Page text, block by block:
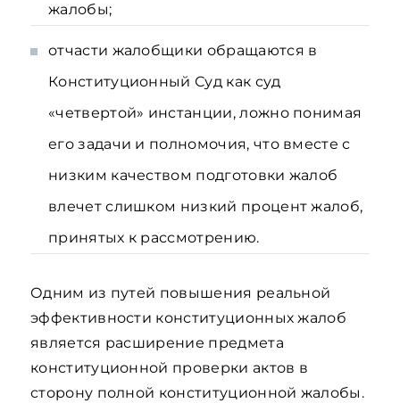
жалобы;
отчасти жалобщики обращаются в
Конституционный Суд как суд
«четвертой» инстанции, ложно понимая
его задачи и полномочия, что вместе с
низким качеством подготовки жалоб
влечет слишком низкий процент жалоб,
принятых к рассмотрению.
Одним из путей повышения реальной
эффективности конституционных жалоб
является расширение предмета
конституционной проверки актов в
сторону полной конституционной жалобы.